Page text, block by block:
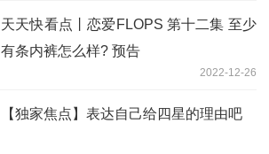
天天快看点丨恋爱FLOPS 第十二集 至少
有条内裤怎么样? 预告
2022-12-26
【独家焦点】表达自己给四星的理由吧